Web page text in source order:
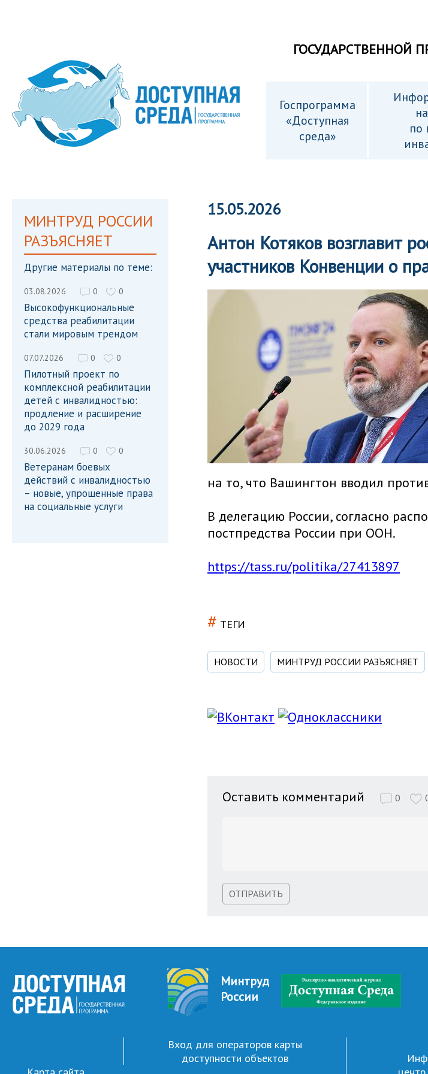
ГОСУДАРСТВЕННОЙ
Госпрограмма
«Доступная
среда»
по
МИНТРУД РОССИИ
РАЗЪЯСНЯЕТ
Другие материалы по теме:
03.08.2026 0 0
Высокофункциональные
средства реабилитации
стали мировым трендом
07.07.2026 0 0
Пилотный проект по
комплексной реабилитации
детей с инвалидностью:
продление и расширение
до 2029 года
30.06.2026 0 0
Ветеранам боевых
действий с инвалидностью
– новые, упрощенные права
на социальные услуги
15.05.2026
Антон Котяков возглавит
участников Конвенции о
на то, что Вашингтон вводил
В делегацию России, согласно
постпредства России при ООН.
https://tass.ru/politika/27413897
# ТЕГИ
НОВОСТИ МИНТРУД РОССИИ РАЗЪЯСНЯЕТ
Оставить комментарий 0
ОТПРАВИТЬ
Минтруд
России
Вход для операторов карты
доступности объектов